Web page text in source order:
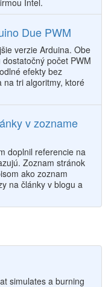
Intel.
Due PWM
verzie Arduina. Obe
počet PWM
efekty bez
na tri algoritmy, ktoré
v zozname
doplnil referencie na
Zoznam stránok
ako zoznam
na články v blogu a
simulates a burning